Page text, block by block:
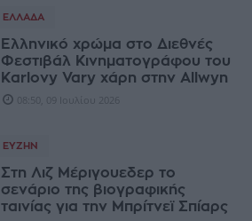
ΕΛΛΆΔΑ
Ελληνικό χρώμα στο Διεθνές
Φεστιβάλ Κινηματογράφου του
Karlovy Vary χάρη στην Allwyn
08:50, 09 Ιουλίου 2026
ΕΥΖΗΝ
Στη Λιζ Μέριγουεδερ το
σενάριο της βιογραφικής
ταινίας για την Μπρίτνεϊ Σπίαρς